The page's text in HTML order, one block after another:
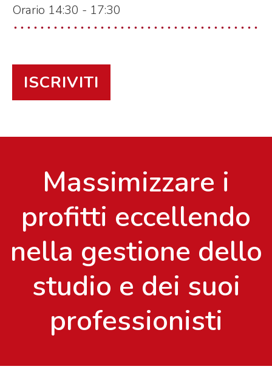
Massimizzare i
profitti eccellendo
nella gestione dello
studio e dei suoi
professionisti
Orario 14:30 - 17:30
ISCRIVITI